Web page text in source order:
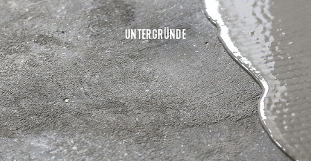
UNTERGRÜNDE